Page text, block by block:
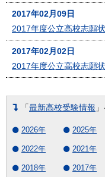
2017年02月09日
2017年度公立高校志願
2017年02月02日
2017年度公立高校志願
「最新高校受験情報
2026年 2025年
2022年 2021年
2018年 2017年